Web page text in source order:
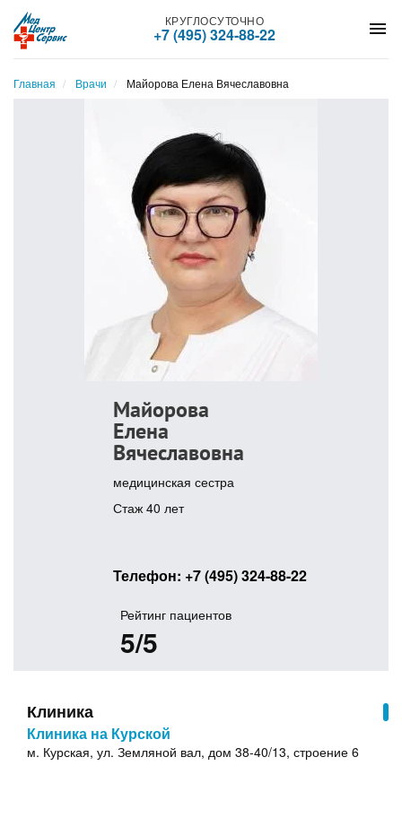
menu
КРУГЛОСУТОЧНО
+7 (495) 324-88-22
Главная Врачи Майорова Елена Вячеславовна
Майорова
Елена
Вячеславовна
медицинская сестра
Стаж 40 лет
Телефон: +7 (495) 324-88-22
Рейтинг пациентов
5/5
Клиника
Клиника на Курской
м. Курская, ул. Земляной вал, дом 38-40/13, строение 6